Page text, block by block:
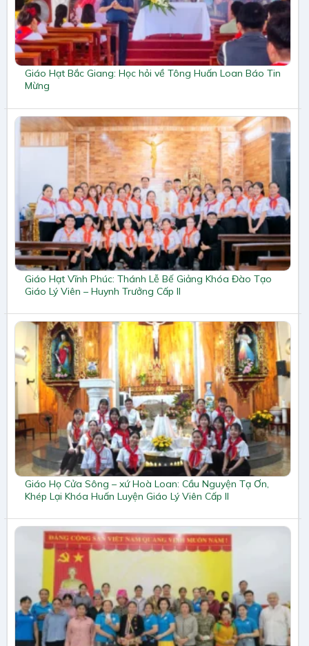
Giáo Hạt Bắc Giang: Học hỏi về Tông Huấn Loan Báo Tin
Mừng
Giáo Hạt Vĩnh Phúc: Thánh Lễ Bế Giảng Khóa Đào Tạo
Giáo Lý Viên – Huynh Trưởng Cấp II
Giáo Họ Cửa Sông – xứ Hoà Loan: Cầu Nguyện Tạ Ơn,
Khép Lại Khóa Huấn Luyện Giáo Lý Viên Cấp II